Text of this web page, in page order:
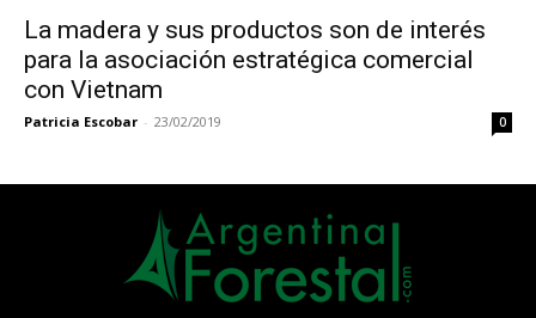
La madera y sus productos son de interés
para la asociación estratégica comercial
con Vietnam
Patricia Escobar - 23/02/2019 0